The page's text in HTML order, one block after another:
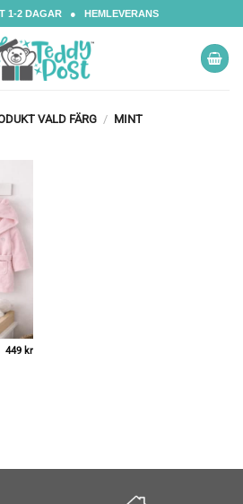
1-2 DAGAR ● HEMLEVERANS
VALD FÄRG / MINT
449 kr